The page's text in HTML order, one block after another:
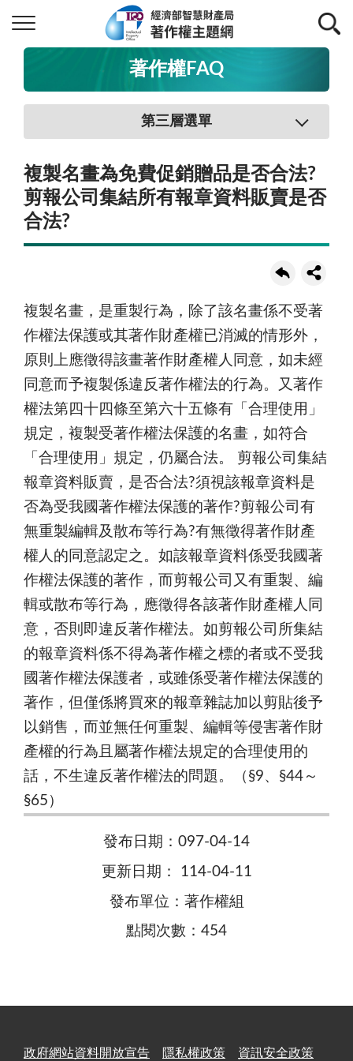
著作權FAQ
第三層選單
複製名畫為免費促銷贈品是否合法?
剪報公司集結所有報章資料販賣是否
合法?
複製名畫，是重製行為，除了該名畫係不受著
作權法保護或其著作財產權已消滅的情形外，
原則上應徵得該畫著作財產權人同意，如未經
同意而予複製係違反著作權法的行為。又著作
權法第四十四條至第六十五條有「合理使用」
規定，複製受著作權法保護的名畫，如符合
「合理使用」規定，仍屬合法。 剪報公司集結
報章資料販賣，是否合法?須視該報章資料是
否為受我國著作權法保護的著作?剪報公司有
無重製編輯及散布等行為?有無徵得著作財產
權人的同意認定之。如該報章資料係受我國著
作權法保護的著作，而剪報公司又有重製、編
輯或散布等行為，應徵得各該著作財產權人同
意，否則即違反著作權法。如剪報公司所集結
的報章資料係不得為著作權之標的者或不受我
國著作權法保護者，或雖係受著作權法保護的
著作，但僅係將買來的報章雜誌加以剪貼後予
以銷售，而並無任何重製、編輯等侵害著作財
產權的行為且屬著作權法規定的合理使用的
話，不生違反著作權法的問題。（§9、§44～
§65）
發布日期：097-04-14
更新日期： 114-04-11
發布單位：著作權組
點閱次數：454
政府網站資料開放宣告 隱私權政策 資訊安全政策